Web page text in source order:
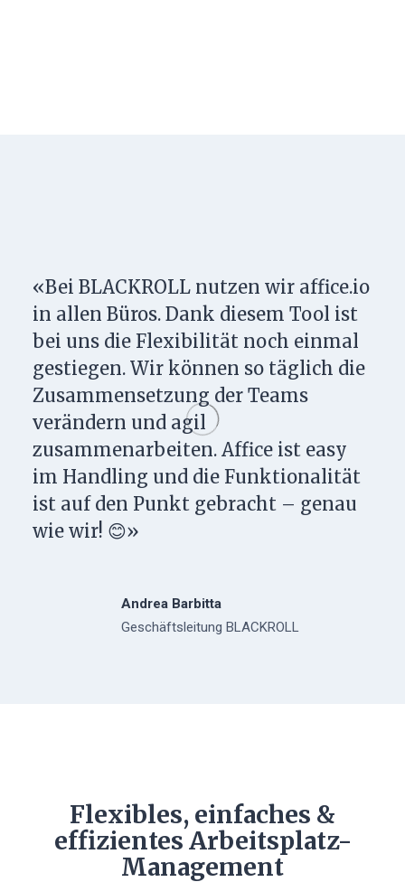
«Bei BLACKROLL nutzen wir affice.io
in allen Büros. Dank diesem Tool ist
bei uns die Flexibilität noch einmal
gestiegen. Wir können so täglich die
Zusammensetzung der Teams
verändern und agil
zusammenarbeiten. Affice ist easy
im Handling und die Funktionalität
ist auf den Punkt gebracht – genau
wie wir! 😊»
Andrea Barbitta
Geschäftsleitung BLACKROLL
Flexibles, einfaches &
effizientes Arbeitsplatz-
Management